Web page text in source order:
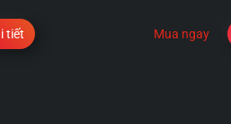
tiết Mua ngay